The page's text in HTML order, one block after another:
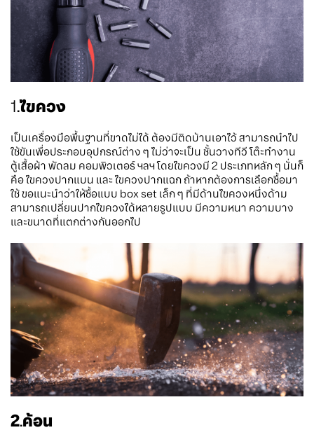
1.ไขควง
เป็นเครื่องมือพื้นฐานที่ขาดไม่ได้ ต้องมีติดบ้านเอาไว้ สามารถนำไป
ใช้ขันเพื่อประกอบอุปกรณ์ต่าง ๆ ไม่ว่าจะเป็น ชั้นวางทีวี โต๊ะทำงาน
ตู้เสื้อผ้า พัดลม คอมพิวเตอร์ ฯลฯ โดยไขควงมี 2 ประเภทหลัก ๆ นั่นก็
คือ ไขควงปากแบน และ ไขควงปากแฉก ถ้าหากต้องการเลือกซื้อมา
ใช้ ขอแนะนำว่าให้ซื้อแบบ box set เล็ก ๆ ที่มีด้านไขควงหนึ่งด้าม
สามารถเปลี่ยนปากไขควงได้หลายรูปแบบ มีความหนา ความบาง
และขนาดที่แตกต่างกันออกไป
2.ค้อน